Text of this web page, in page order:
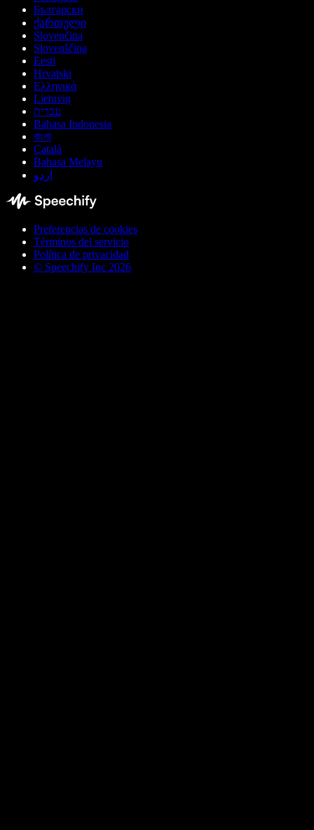
Български
ქართული
Slovenčina
Slovenščina
Eesti
Hrvatski
Ελληνικά
Lietuvių
עברית
Bahasa Indonesia
বাংলা
Català
Bahasa Melayu
اردو
Preferencias de cookies
Términos del servicio
Política de privacidad
© Speechify Inc 2026